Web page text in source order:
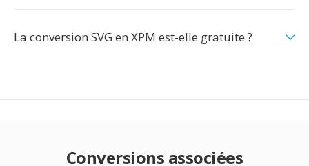
La conversion SVG en XPM est-elle gratuite ?
Conversions associées